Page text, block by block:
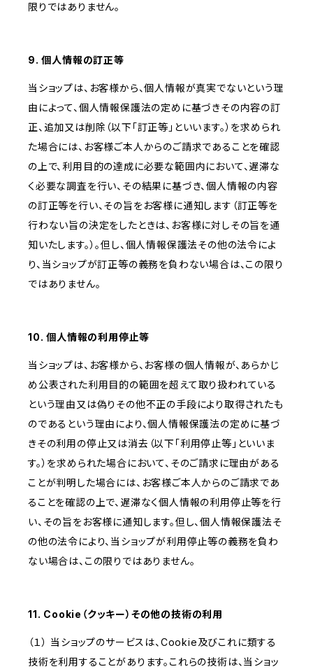
限りではありません。
9. 個人情報の訂正等
当ショップは、お客様から、個人情報が真実でないという理
由によって、個人情報保護法の定めに基づきその内容の訂
正、追加又は削除（以下「訂正等」といいます。）を求められ
た場合には、お客様ご本人からのご請求であることを確認
の上で、利用目的の達成に必要な範囲内において、遅滞な
く必要な調査を行い、その結果に基づき、個人情報の内容
の訂正等を行い、その旨をお客様に通知します（訂正等を
行わない旨の決定をしたときは、お客様に対しその旨を通
知いたします。）。但し、個人情報保護法その他の法令によ
り、当ショップが訂正等の義務を負わない場合は、この限り
ではありません。
10. 個人情報の利用停止等
当ショップは、お客様から、お客様の個人情報が、あらかじ
め公表された利用目的の範囲を超えて取り扱われている
という理由又は偽りその他不正の手段により取得されたも
のであるという理由により、個人情報保護法の定めに基づ
きその利用の停止又は消去（以下「利用停止等」といいま
す。）を求められた場合において、そのご請求に理由がある
ことが判明した場合には、お客様ご本人からのご請求であ
ることを確認の上で、遅滞なく個人情報の利用停止等を行
い、その旨をお客様に通知します。但し、個人情報保護法そ
の他の法令により、当ショップが利用停止等の義務を負わ
ない場合は、この限りではありません。
11. Cookie（クッキー）その他の技術の利用
（１） 当ショップのサービスは、Cookie及びこれに類する
技術を利用することがあります。これらの技術は、当ショッ